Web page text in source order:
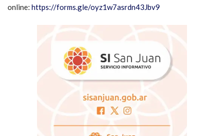
online: https://forms.gle/oyz1w7asrdn43Jbv9